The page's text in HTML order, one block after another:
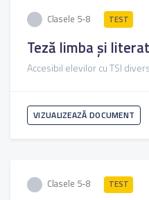
Clasele 5-8 TEST
Teză limba și
Accesibil elevilor cu TSI
VIZUALIZEAZĂ DOCUMENT
Clasele 5-8 TEST